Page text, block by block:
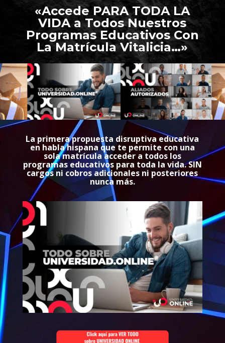
«Accede PARA TODA LA
VIDA a Todos Nuestros
Programas Educativos Con
La Matrícula Vitalicia…»
La primera propuesta disruptiva educativa
en habla hispana que te permite con una
sola matrícula acceder a todos los
programas educativos para toda la vida. SIN
cargos ni cobros adicionales ni posteriores
nunca más.